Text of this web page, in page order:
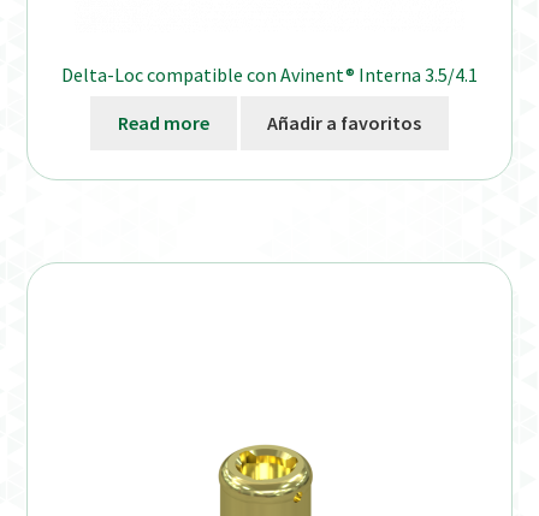
Delta-Loc compatible con Avinent® Interna 3.5/4.1
Read more Añadir a favoritos